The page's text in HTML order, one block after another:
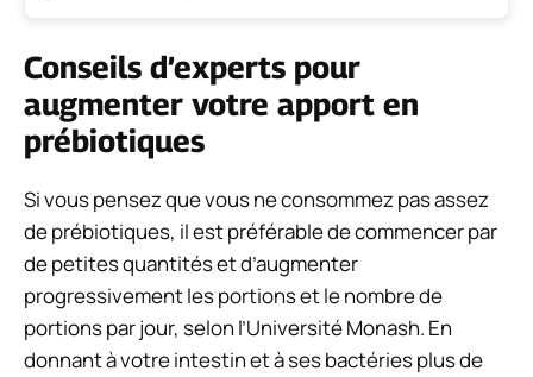
Conseils d’experts pour
augmenter votre apport en
prébiotiques
Si vous pensez que vous ne consommez pas assez
de prébiotiques, il est préférable de commencer par
de petites quantités et d’augmenter
progressivement les portions et le nombre de
portions par jour, selon l’Université Monash. En
donnant à votre intestin et à ses bactéries plus de